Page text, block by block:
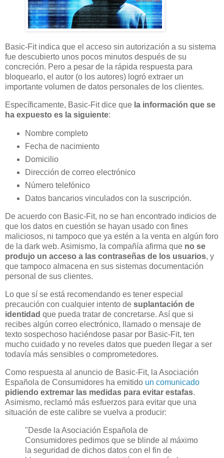
Basic-Fit indica que el acceso sin autorización a su sistema
fue descubierto unos pocos minutos después de su
concreción. Pero a pesar de la rápida respuesta para
bloquearlo, el autor (o los autores) logró extraer un
importante volumen de datos personales de los clientes.
Específicamente, Basic-Fit dice que la información que se
ha expuesto es la siguiente:
Nombre completo
Fecha de nacimiento
Domicilio
Dirección de correo electrónico
Número telefónico
Datos bancarios vinculados con la suscripción.
De acuerdo con Basic-Fit, no se han encontrado indicios de
que los datos en cuestión se hayan usado con fines
maliciosos, ni tampoco que ya estén a la venta en algún foro
de la dark web. Asimismo, la compañía afirma que no se
produjo un acceso a las contraseñas de los usuarios, y
que tampoco almacena en sus sistemas documentación
personal de sus clientes.
Lo que sí se está recomendando es tener especial
precaución con cualquier intento de suplantación de
identidad que pueda tratar de concretarse. Así que si
recibes algún correo electrónico, llamado o mensaje de
texto sospechoso haciéndose pasar por Basic-Fit, ten
mucho cuidado y no reveles datos que pueden llegar a ser
todavía más sensibles o comprometedores.
Como respuesta al anuncio de Basic-Fit, la Asociación
Española de Consumidores ha emitido un comunicado
pidiendo extremar las medidas para evitar estafas.
Asimismo, reclamó más esfuerzos para evitar que una
situación de este calibre se vuelva a producir:
"Desde la Asociación Española de
Consumidores pedimos que se blinde al máximo
la seguridad de dichos datos con el fin de